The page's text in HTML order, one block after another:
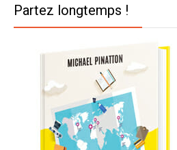
Partez longtemps !